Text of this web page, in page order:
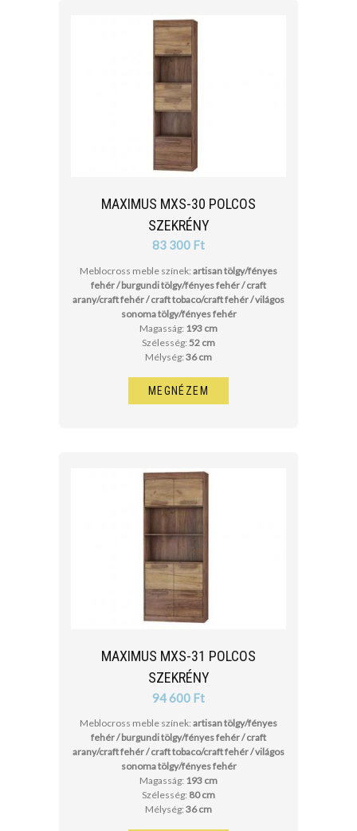
MAXIMUS MXS-30 POLCOS
SZEKRÉNY
83 300 Ft
Meblocross meble színek: artisan tölgy/fényes
fehér / burgundi tölgy/fényes fehér / craft
arany/craft fehér / craft tobaco/craft fehér / világos
sonoma tölgy/fényes fehér
Magasság: 193 cm
Szélesség: 52 cm
Mélység: 36 cm
MEGNÉZEM
MAXIMUS MXS-31 POLCOS
SZEKRÉNY
94 600 Ft
Meblocross meble színek: artisan tölgy/fényes
fehér / burgundi tölgy/fényes fehér / craft
arany/craft fehér / craft tobaco/craft fehér / világos
sonoma tölgy/fényes fehér
Magasság: 193 cm
Szélesség: 80 cm
Mélység: 36 cm